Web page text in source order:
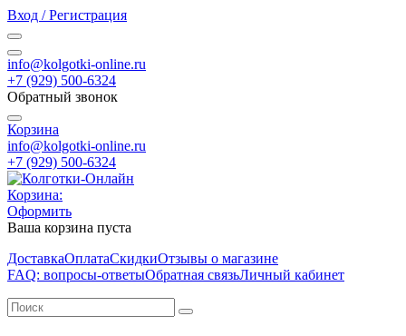
Вход / Регистрация
info@kolgotki-online.ru
+7 (929) 500-6324
Обратный звонок
Корзина
info@kolgotki-online.ru
+7 (929) 500-6324
Корзина:
Оформить
Ваша корзина пуста
ДоставкаОплатаСкидкиОтзывы о магазине
FAQ: вопросы-ответыОбратная связьЛичный кабинет